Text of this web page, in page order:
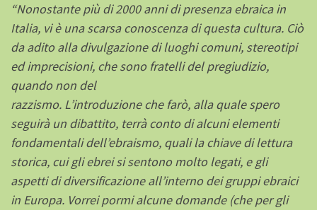
“Nonostante più di 2000 anni di presenza ebraica in
Italia, vi è una scarsa conoscenza di questa cultura. Ciò
da adito alla divulgazione di luoghi comuni, stereotipi
ed imprecisioni, che sono fratelli del pregiudizio,
quando non del
razzismo. L’introduzione che farò, alla quale spero
seguirà un dibattito, terrà conto di alcuni elementi
fondamentali dell’ebraismo, quali la chiave di lettura
storica, cui gli ebrei si sentono molto legati, e gli
aspetti di diversificazione all’interno dei gruppi ebraici
in Europa. Vorrei pormi alcune domande (che per gli